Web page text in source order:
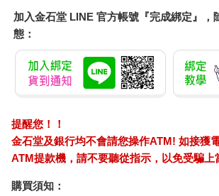
加入金石堂 LINE 官方帳號『完成綁定』，
態：
提醒您！！
金石堂及銀行均不會請您操作ATM! 如接獲
ATM提款機，請不要聽從指示，以免受騙上
購買須知：